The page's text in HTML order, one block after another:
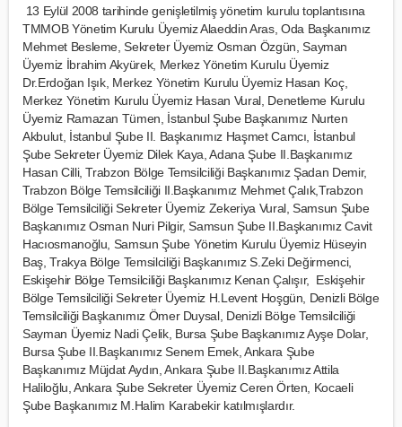
13 Eylül 2008 tarihinde genişletilmiş yönetim kurulu toplantısına
TMMOB Yönetim Kurulu Üyemiz Alaeddin Aras, Oda Başkanımız
Mehmet Besleme, Sekreter Üyemiz Osman Özgün, Sayman
Üyemiz İbrahim Akyürek, Merkez Yönetim Kurulu Üyemiz
Dr.Erdoğan Işık, Merkez Yönetim Kurulu Üyemiz Hasan Koç,
Merkez Yönetim Kurulu Üyemiz Hasan Vural, Denetleme Kurulu
Üyemiz Ramazan Tümen, İstanbul Şube Başkanımız Nurten
Akbulut, İstanbul Şube II. Başkanımız Haşmet Camcı, İstanbul
Şube Sekreter Üyemiz Dilek Kaya, Adana Şube II.Başkanımız
Hasan Cilli, Trabzon Bölge Temsilciliği Başkanımız Şadan Demir,
Trabzon Bölge Temsilciliği II.Başkanımız Mehmet Çalık,Trabzon
Bölge Temsilciliği Sekreter Üyemiz Zekeriya Vural, Samsun Şube
Başkanımız Osman Nuri Pilgir, Samsun Şube II.Başkanımız Cavit
Hacıosmanoğlu, Samsun Şube Yönetim Kurulu Üyemiz Hüseyin
Baş, Trakya Bölge Temsilciliği Başkanımız S.Zeki Değirmenci,
Eskişehir Bölge Temsilciliği Başkanımız Kenan Çalışır, Eskişehir
Bölge Temsilciliği Sekreter Üyemiz H.Levent Hoşgün, Denizli Bölge
Temsilciliği Başkanımız Ömer Duysal, Denizli Bölge Temsilciliği
Sayman Üyemiz Nadi Çelik, Bursa Şube Başkanımız Ayşe Dolar,
Bursa Şube II.Başkanımız Senem Emek, Ankara Şube
Başkanımız Müjdat Aydın, Ankara Şube II.Başkanımız Attila
Haliloğlu, Ankara Şube Sekreter Üyemiz Ceren Örten, Kocaeli
Şube Başkanımız M.Halim Karabekir katılmışlardır.